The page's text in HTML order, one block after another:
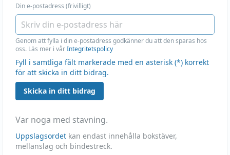
Din e-postadress (frivilligt)
Genom att fylla i din e-postadress godkänner du att den sparas hos
oss. Läs mer i vårIntegritetspolicy
Fyll i samtliga fält markerade med en asterisk (*) korrekt
för att skicka in ditt bidrag.
Skicka in ditt bidrag
Var noga med stavning.
Uppslagsordet kan endast innehålla bokstäver,
mellanslag och bindestreck.